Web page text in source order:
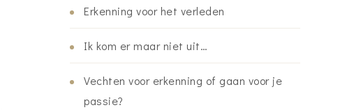
Erkenning voor het verleden
Ik kom er maar niet uit…
Vechten voor erkenning of gaan voor je
passie?